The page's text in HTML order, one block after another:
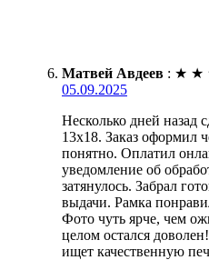
Матвей Авдеев : ★ ★
05.09.2025
Несколько дней назад
13х18. Заказ оформил
понятно. Оплатил
уведомление об
затянулось. Забрал
выдачи. Рамка
Фото чуть ярче, чем
целом остался
ищет качественную